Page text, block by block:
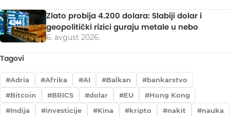
Zlato probija 4.200 dolara: Slabiji dolar i
geopolitički rizici guraju metale u nebo
6. avgust 2026.
Tagovi
Adria Afrika AI Balkan
bankarstvo
Bitcoin
BRICS dolar EU
Hong Kong
Indija
investicije Kina kripto nakit
nauka